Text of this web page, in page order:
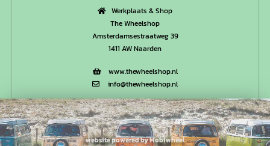
Werkplaats & Shop
The Wheelshop
Amsterdamsestraatweg 39
1411 AW Naarden
www.thewheelshop.nl
info@thewheelshop.nl
website powered by Mobiwheel